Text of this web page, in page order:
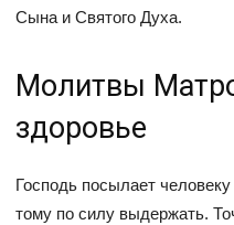
Сына и Святого Духа.
Молитвы
здоровье
Господь посылает
тому по силу выдержать.